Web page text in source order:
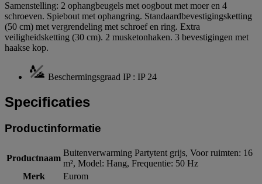
Samenstelling: 2 ophangbeugels met oogbout met moer en 4
schroeven. Spiebout met ophangring. Standaardbevestigingsketting
(50 cm) met vergrendeling met schroef en ring. Extra
veiligheidsketting (30 cm). 2 musketonhaken. 3 bevestigingen met
haakse kop.
Beschermingsgraad IP : IP 24
Specificaties
Productinformatie
Productnaam
Buitenverwarming Partytent grijs, Voor ruimten: 16
m², Model: Hang, Frequentie: 50 Hz
Merk
Eurom